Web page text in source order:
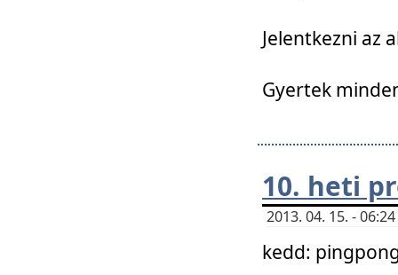
Jelentkezni az
Gyertek
10. heti
2013. 04. 15. -
kedd: